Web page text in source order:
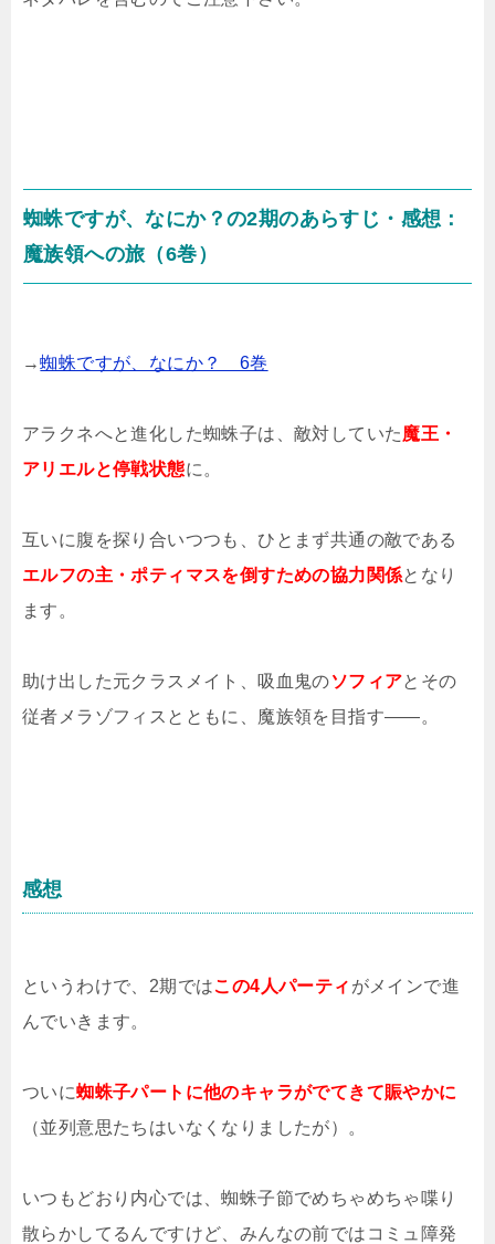
蜘蛛ですが、なにか？の2期のあらすじ・感想：
魔族領への旅（6巻）
→蜘蛛ですが、なにか？ 6巻
アラクネへと進化した蜘蛛子は、敵対していた魔王・
アリエルと停戦状態に。
互いに腹を探り合いつつも、ひとまず共通の敵である
エルフの主・ポティマスを倒すための協力関係となり
ます。
助け出した元クラスメイト、吸血鬼のソフィアとその
従者メラゾフィスとともに、魔族領を目指す――。
感想
というわけで、2期ではこの4人パーティ がメインで進
んでいきます。
ついに蜘蛛子パートに他のキャラがでてきて賑やかに
（並列意思たちはいなくなりましたが）。
いつもどおり内心では、蜘蛛子節でめちゃめちゃ喋り
散らかしてるんですけど、みんなの前ではコミュ障発